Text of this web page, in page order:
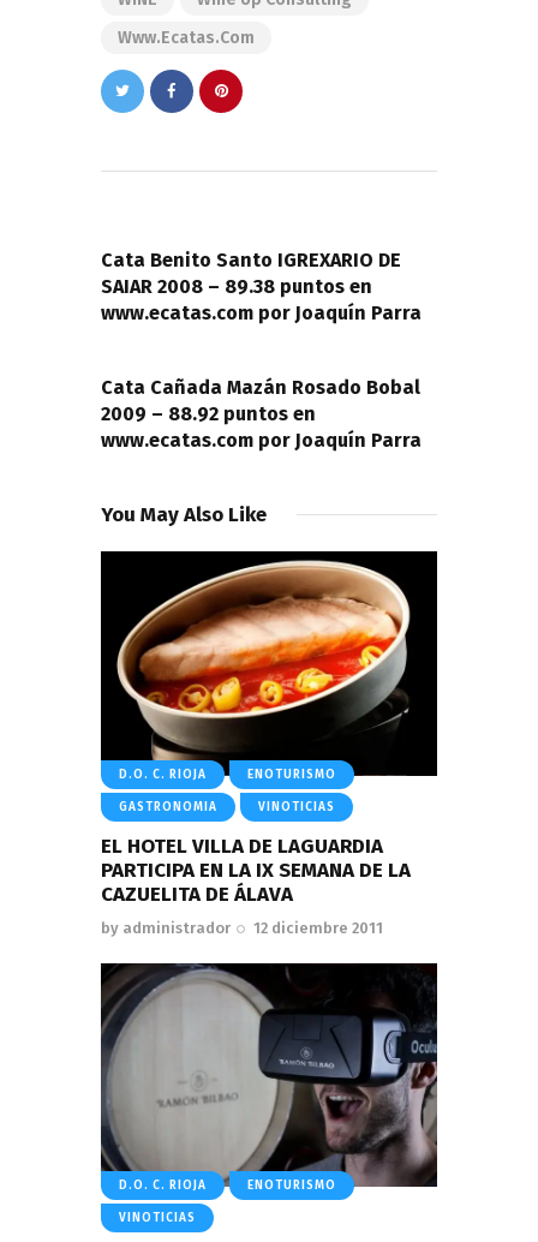
Www.ecatas.com
entradas
Cata Benito Santo IGREXARIO DE
SAIAR 2008 – 89.38 puntos en
www.ecatas.com por Joaquín Parra
Cata Cañada Mazán Rosado Bobal
2009 – 88.92 puntos en
www.ecatas.com por Joaquín Parra
You May Also Like
D.O. C. RIOJA ENOTURISMO
GASTRONOMIA VINOTICIAS
EL HOTEL VILLA DE LAGUARDIA
PARTICIPA EN LA IX SEMANA DE LA
CAZUELITA DE ÁLAVA
by administrador 12 diciembre 2011
D.O. C. RIOJA ENOTURISMO
VINOTICIAS